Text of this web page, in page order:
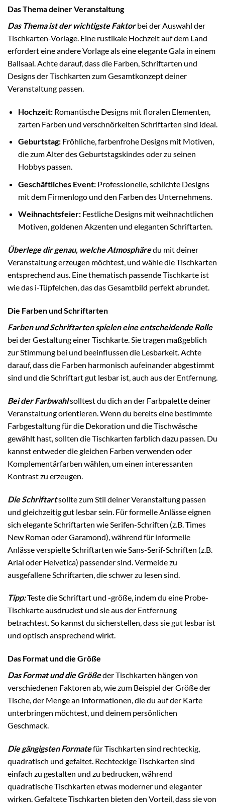
Das Thema deiner Veranstaltung
Das Thema ist der wichtigste Faktorbei der Auswahl der
Tischkarten-Vorlage. Eine rustikale Hochzeit auf dem Land
erfordert eine andere Vorlage als eine elegante Gala in einem
Ballsaal. Achte darauf, dass die Farben, Schriftarten und
Designs der Tischkarten zum Gesamtkonzept deiner
Veranstaltung passen.
Hochzeit:Romantische Designs mit floralen Elementen,
zarten Farben und verschnörkelten Schriftarten sind ideal.
Geburtstag:Fröhliche, farbenfrohe Designs mit Motiven,
die zum Alter des Geburtstagskindes oder zu seinen
Hobbys passen.
Geschäftliches Event:Professionelle, schlichte Designs
mit dem Firmenlogo und den Farben des Unternehmens.
Weihnachtsfeier:Festliche Designs mit weihnachtlichen
Motiven, goldenen Akzenten und eleganten Schriftarten.
Überlege dir genau, welche Atmosphäredu mit deiner
Veranstaltung erzeugen möchtest, und wähle die Tischkarten
entsprechend aus. Eine thematisch passende Tischkarte ist
wie das i-Tüpfelchen, das das Gesamtbild perfekt abrundet.
Die Farben und Schriftarten
Farben und Schriftarten spielen eine entscheidende Rolle
bei der Gestaltung einer Tischkarte. Sie tragen maßgeblich
zur Stimmung bei und beeinflussen die Lesbarkeit. Achte
darauf, dass die Farben harmonisch aufeinander abgestimmt
sind und die Schriftart gut lesbar ist, auch aus der Entfernung.
Bei der Farbwahlsolltest du dich an der Farbpalette deiner
Veranstaltung orientieren. Wenn du bereits eine bestimmte
Farbgestaltung für die Dekoration und die Tischwäsche
gewählt hast, sollten die Tischkarten farblich dazu passen. Du
kannst entweder die gleichen Farben verwenden oder
Komplementärfarben wählen, um einen interessanten
Kontrast zu erzeugen.
Die Schriftartsollte zum Stil deiner Veranstaltung passen
und gleichzeitig gut lesbar sein. Für formelle Anlässe eignen
sich elegante Schriftarten wie Serifen-Schriften (z.B. Times
New Roman oder Garamond), während für informelle
Anlässe verspielte Schriftarten wie Sans-Serif-Schriften (z.B.
Arial oder Helvetica) passender sind. Vermeide zu
ausgefallene Schriftarten, die schwer zu lesen sind.
Tipp:Teste die Schriftart und -größe, indem du eine Probe-
Tischkarte ausdruckst und sie aus der Entfernung
betrachtest. So kannst du sicherstellen, dass sie gut lesbar ist
und optisch ansprechend wirkt.
Das Format und die Größe
Das Format und die Größeder Tischkarten hängen von
verschiedenen Faktoren ab, wie zum Beispiel der Größe der
Tische, der Menge an Informationen, die du auf der Karte
unterbringen möchtest, und deinem persönlichen
Geschmack.
Die gängigsten Formatefür Tischkarten sind rechteckig,
quadratisch und gefaltet. Rechteckige Tischkarten sind
einfach zu gestalten und zu bedrucken, während
quadratische Tischkarten etwas moderner und eleganter
wirken. Gefaltete Tischkarten bieten den Vorteil, dass sie von